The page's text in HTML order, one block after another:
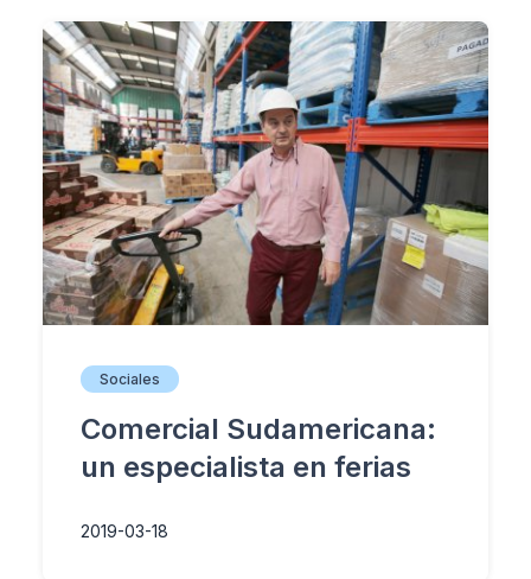
Sociales
Comercial Sudamericana:
un especialista en ferias
2019-03-18